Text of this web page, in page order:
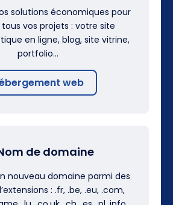
solutions économiques pour
vos projets : votre site
en ligne, blog, site vitrine,
portfolio…
web
de domaine
nouveau domaine parmi des
: .fr, .be, .eu, .com,